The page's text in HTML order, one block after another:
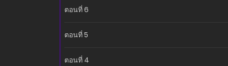
ตอนที่ 6
ตอนที่ 5
ตอนที่ 4